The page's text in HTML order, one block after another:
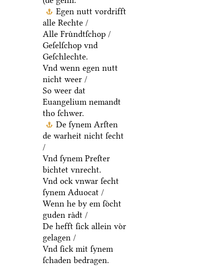
Egen nutt vordrifft
alle Rechte /
Alle Fruͤndtſchop /
Geſelſchop vnd
Geſchlechte.
Vnd wenn egen nutt
nicht weer /
So weer dat
Euangelium nemandt
tho ſchwer.
De ſynem Arſten
de warheit nicht ſecht
/
Vnd ſynem Preſter
bichtet vnrecht.
Vnd ock vnwar ſecht
ſynem Aduocat /
Wenn he by em ſoͤcht
guden raͤdt /
De hefft ſick allein voͤr
gelagen /
Vnd ſick mit ſynem
ſchaden bedragen.